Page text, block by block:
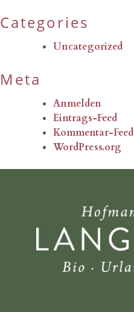
Categories
Uncategorized
Meta
Anmelden
Eintrags-Feed
Kommentar-Feed
WordPress.org